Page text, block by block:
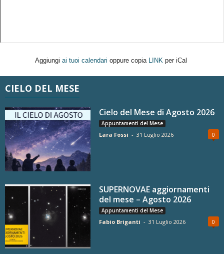
Aggiungi ai tuoi calendari oppure copia LINK per iCal
CIELO DEL MESE
Cielo del Mese di Agosto 2026
Appuntamenti del Mese
Lara Fossi - 31 Luglio 2026 0
SUPERNOVAE aggiornamenti
del mese – Agosto 2026
Appuntamenti del Mese
Fabio Briganti - 31 Luglio 2026 0